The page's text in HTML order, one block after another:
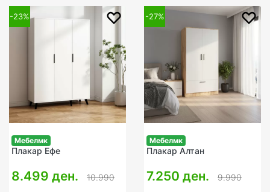
-23%
Мебелмк
Плакар Ефе
8.499 ден. 10.990
-27%
Мебелмк
Плакар Алтан
7.250 ден. 9.990